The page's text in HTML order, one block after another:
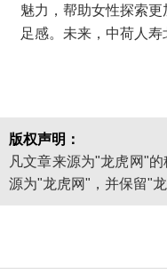
魅力，帮助女性探索
足感。未来，中荷人
版权声明：
凡文章来源为"龙虎网"
源为"龙虎网"，并保留"龙